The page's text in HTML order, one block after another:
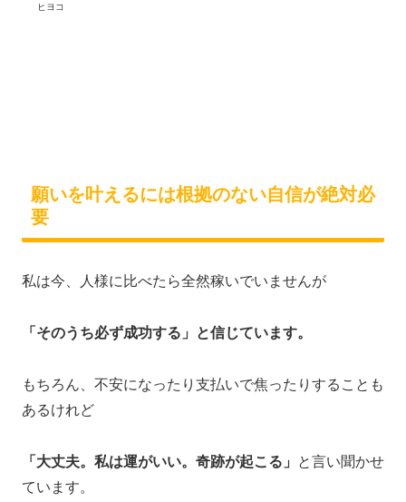
ヒヨコ
願いを叶えるには根拠のない自信が絶対必
要
私は今、人様に比べたら全然稼いでいませんが
「そのうち必ず成功する」と信じています。
もちろん、不安になったり支払いで焦ったりすることも
あるけれど
「大丈夫。私は運がいい。奇跡が起こる」
と言い聞かせ
ています。